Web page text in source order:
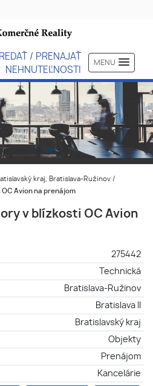
/ PRENAJAŤ
NEHNUTEĽNOSTI
MENU
kraj, Bratislava-Ružinov /
Avion na prenájom
v blízkosti OC Avion
275442
Technická
Bratislava-Ružinov
Bratislava II
Bratislavský kraj
Objekty
Prenájom
Kancelárie